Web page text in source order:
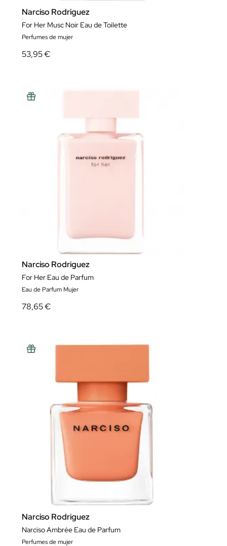
Narciso Rodriguez
For Her Musc Noir Eau de Toilette
Perfumes de mujer
53,95 €
Narciso Rodriguez
For Her Eau de Parfum
Eau de Parfum Mujer
78,65 €
Narciso Rodriguez
Narciso Ambrée Eau de Parfum
Perfumes de mujer